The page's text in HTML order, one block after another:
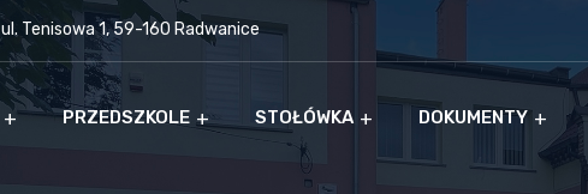
ul. Tenisowa 1, 59-160 Radwanice
PRZEDSZKOLE STOŁÓWKA DOKUMENTY